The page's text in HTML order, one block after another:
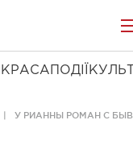
КРАСА ПОДІЇ
У РИАННЫ РОМАН С